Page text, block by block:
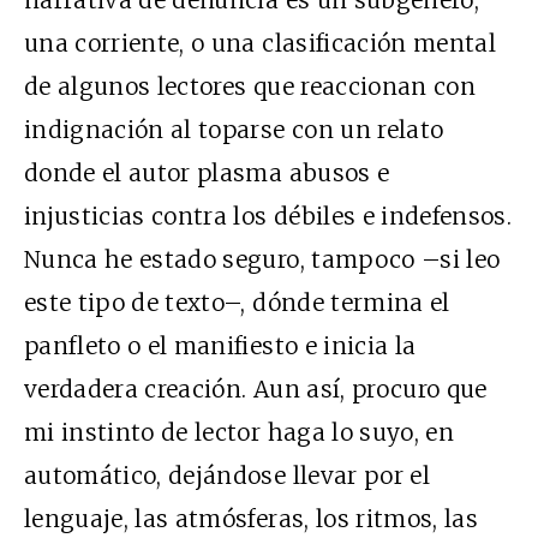
una corriente, o una clasificación mental
de algunos lectores que reaccionan con
indignación al toparse con un relato
donde el autor plasma abusos e
injusticias contra los débiles e indefensos.
Nunca he estado seguro, tampoco –si leo
este tipo de texto–, dónde termina el
panfleto o el manifiesto e inicia la
verdadera creación. Aun así, procuro que
mi instinto de lector haga lo suyo, en
automático, dejándose llevar por el
lenguaje, las atmósferas, los ritmos, las